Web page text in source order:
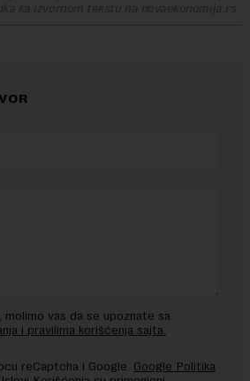
ka izvornom tekstu na novaekonomija.rs
molimo vas da se upoznate sa
i pravilima korišćenja sajta.
reCaptcha i Google. Google Politika